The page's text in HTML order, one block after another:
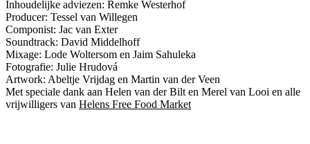
Inhoudelijke adviezen: Remke Westerhof
Producer: Tessel van Willegen
Componist: Jac van Exter
Soundtrack: David Middelhoff
Mixage: Lode Woltersom en Jaim Sahuleka
Fotografie: Julie Hrudová
Artwork: Abeltje Vrijdag en Martin van der Veen
Met speciale dank aan Helen van der Bilt en Merel van Looi en alle
vrijwilligers van Helens Free Food Market